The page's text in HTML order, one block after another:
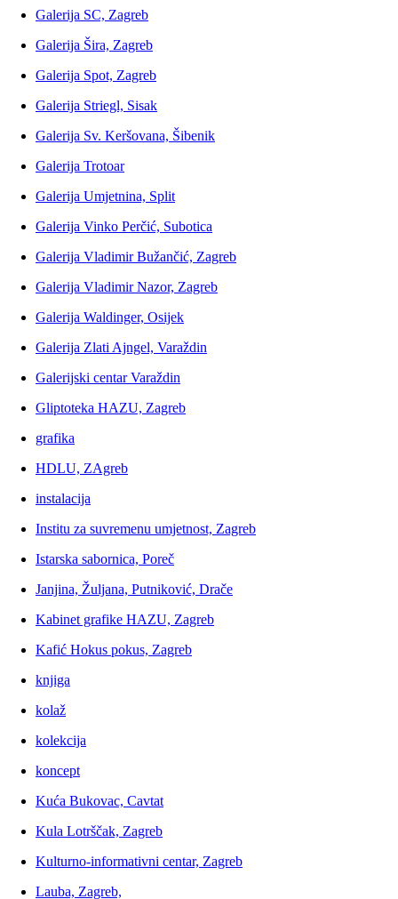
Galerija SC, Zagreb
Galerija Šira, Zagreb
Galerija Spot, Zagreb
Galerija Striegl, Sisak
Galerija Sv. Keršovana, Šibenik
Galerija Trotoar
Galerija Umjetnina, Split
Galerija Vinko Perčić, Subotica
Galerija Vladimir Bužančić, Zagreb
Galerija Vladimir Nazor, Zagreb
Galerija Waldinger, Osijek
Galerija Zlati Ajngel, Varaždin
Galerijski centar Varaždin
Gliptoteka HAZU, Zagreb
grafika
HDLU, ZAgreb
instalacija
Institu za suvremenu umjetnost, Zagreb
Istarska sabornica, Poreč
Janjina, Žuljana, Putniković, Drače
Kabinet grafike HAZU, Zagreb
Kafić Hokus pokus, Zagreb
knjiga
kolaž
kolekcija
koncept
Kuća Bukovac, Cavtat
Kula Lotrščak, Zagreb
Kulturno-informativni centar, Zagreb
Lauba, Zagreb,